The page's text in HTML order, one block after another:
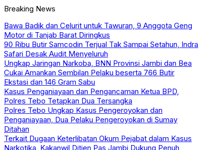
Breaking News
Bawa Badik dan Celurit untuk Tawuran, 9 Anggota Geng
Motor di Tanjab Barat Diringkus
90 Ribu Butir Samcodin Terjual Tak Sampai Setahun, Indra
Safari Desak Audit Menyeluruh
Ungkap Jaringan Narkoba, BNN Provinsi Jambi dan Bea
Cukai Amankan Sembilan Pelaku beserta 766 Butir
Ekstasi dan 146 Gram Sabu
Kasus Penganiayaan dan Pengancaman Ketua BPD,
Polres Tebo Tetapkan Dua Tersangka
Polres Tebo Ungkap Kasus Pengeroyokan dan
Penganiayaan, Dua Pelaku Pengeroyokan di Sumay
Ditahan
Terkait Dugaan Keterlibatan Okum Pejabat dalam Kasus
Narkotika, Kakanwil Ditjen Pas Jambi Dukung Penuh